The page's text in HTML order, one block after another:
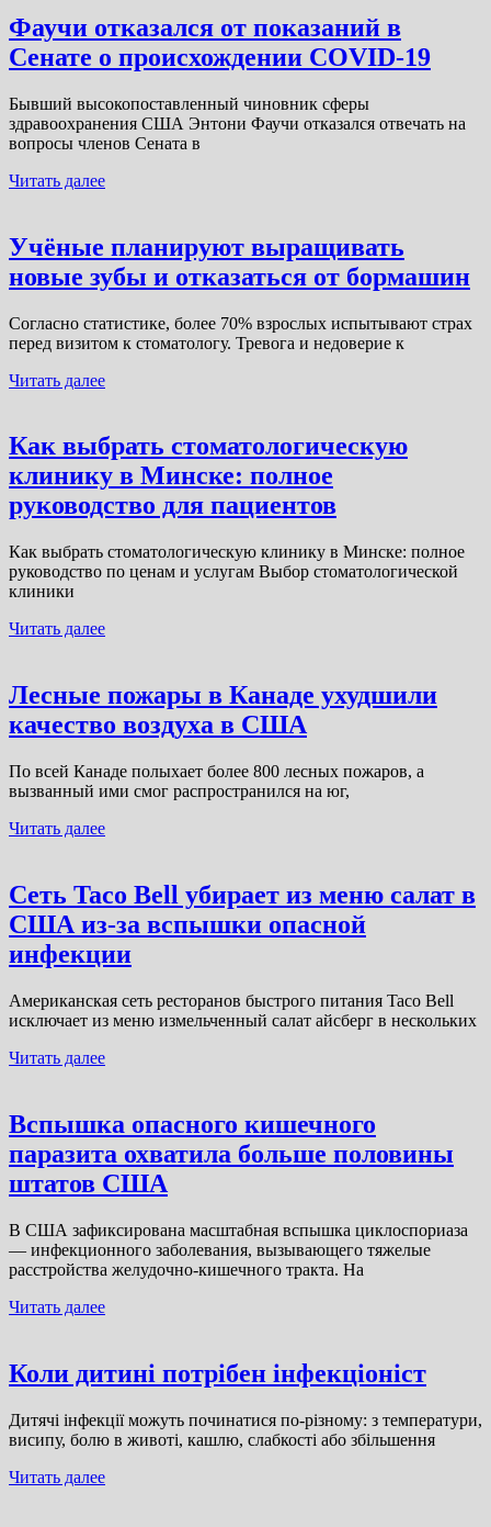
Фаучи отказался от показаний в
Сенате о происхождении COVID-19
Бывший высокопоставленный чиновник сферы
здравоохранения США Энтони Фаучи отказался отвечать на
вопросы членов Сената в
Читать далее
Учёные планируют выращивать
новые зубы и отказаться от бормашин
Согласно статистике, более 70% взрослых испытывают страх
перед визитом к стоматологу. Тревога и недоверие к
Читать далее
Как выбрать стоматологическую
клинику в Минске: полное
руководство для пациентов
Как выбрать стоматологическую клинику в Минске: полное
руководство по ценам и услугам Выбор стоматологической
клиники
Читать далее
Лесные пожары в Канаде ухудшили
качество воздуха в США
По всей Канаде полыхает более 800 лесных пожаров, а
вызванный ими смог распространился на юг,
Читать далее
Сеть Taco Bell убирает из меню салат в
США из-за вспышки опасной
инфекции
Американская сеть ресторанов быстрого питания Taco Bell
исключает из меню измельченный салат айсберг в нескольких
Читать далее
Вспышка опасного кишечного
паразита охватила больше половины
штатов США
В США зафиксирована масштабная вспышка циклоспориаза
— инфекционного заболевания, вызывающего тяжелые
расстройства желудочно-кишечного тракта. На
Читать далее
Коли дитині потрібен інфекціоніст
Дитячі інфекції можуть починатися по-різному: з температури,
висипу, болю в животі, кашлю, слабкості або збільшення
Читать далее